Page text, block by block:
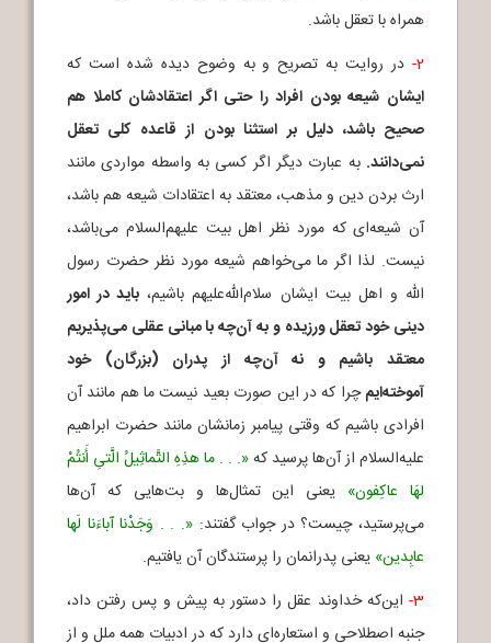
همراه با تعقل باشد.
2- در روایت به تصریح و به وضوح دیده شده است که
ایشان شیعه بودن افراد را حتی اگر اعتقادشان کاملا هم
صحیح باشد، دلیل بر استثنا بودن از قاعده کلی تعقل
نمی‌دانند. به عبارت دیگر اگر کسی به واسطه مواردی مانند
ارث بردن دین و مذهب، معتقد به اعتقادات شیعه هم باشد،
آن شیعه‌ای که مورد نظر اهل بیت علیهم‌السلام می‌باشد،
نیست. لذا اگر ما می‌خواهم شیعه مورد نظر حضرت رسول
الله و اهل بیت ایشان سلام‌الله‌علیهم باشیم، باید در امور
دینی خود تعقل ورزیده و به آن‌چه با مبانی عقلی می‌پذیریم
معتقد باشیم و نه آن‌چه از پدران (بزرگان) خود
آموخته‌ایمچرا که در این صورت بعید نیست ما هم مانند آن
افرادی باشیم که وقتی پیامبر زمانشان مانند حضرت ابراهیم
علیه‌السلام از آن‌ها پرسید که«. . . ما هذِهِ التَّماثِیلُ الَّتیِ أَنتُمْ
لهَا عاکِفون» یعنی این تمثال‌ها و بت‌هایی که آن‌ها
می‌پرستید، چیست؟ در جواب گفتند: «. . . وَجَدْنا آباءَنا لَها
عابِدین» یعنی پدرانمان را پرستندگان آن یافتیم.
3- این‌که خداوند عقل را دستور به پیش و پس رفتن داد،
جنبه اصطلاحی و استعاره‌ای دارد که در ادبیات همه ملل و از